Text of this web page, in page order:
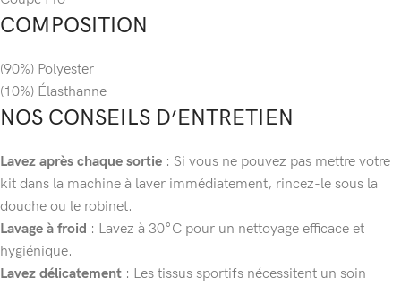
COMPOSITION
(90%) Polyester
(10%) Élasthanne
NOS CONSEILS D’ENTRETIEN
Lavez après chaque sortie : Si vous ne pouvez pas mettre votre
kit dans la machine à laver immédiatement, rincez-le sous la
douche ou le robinet.
Lavage à froid : Lavez à 30°C pour un nettoyage efficace et
hygiénique.
Lavez délicatement : Les tissus sportifs nécessitent un soin